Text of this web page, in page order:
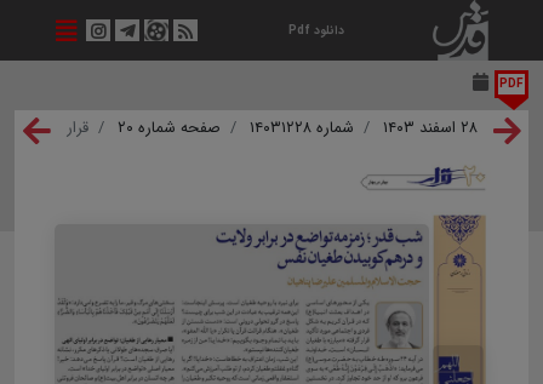
دانلود Pdf
PDF
۲۸ اسفند ۱۴۰۳ شماره ۱۴۰۳۱۲۲۸ صفحه شماره ۲۰ قرار